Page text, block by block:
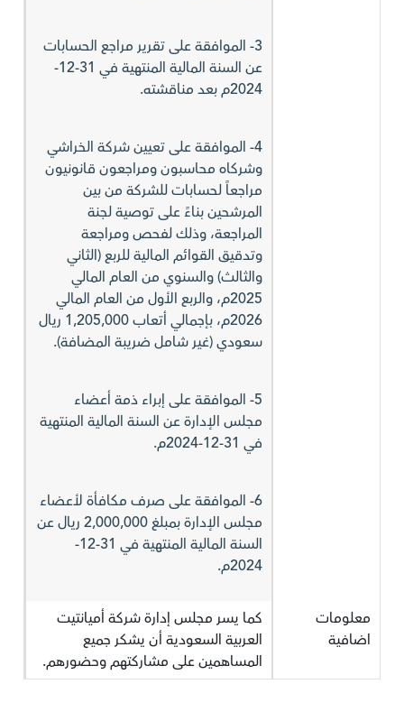
3- الموافقة على تقرير مراجع الحسابات
عن السنة المالية المنتهية في 31-12-
2024م بعد مناقشته.
4- الموافقة على تعيين شركة الخراشي
وشركاه محاسبون ومراجعون قانونيون
مراجعاً لحسابات للشركة من بين
المرشحين بناءً على توصية لجنة
المراجعة، وذلك لفحص ومراجعة
وتدقيق القوائم المالية للربع (الثاني
والثالث) والسنوي من العام المالي
2025م، والربع الأول من العام المالي
2026م، بإجمالي أتعاب 1,205,000 ريال
سعودي (غير شامل ضريبة المضافة).
5- الموافقة على إبراء ذمة أعضاء
مجلس الإدارة عن السنة المالية المنتهية
في 31-12-2024م.
6- الموافقة على صرف مكافأة لأعضاء
مجلس الإدارة بمبلغ 2,000,000 ريال عن
السنة المالية المنتهية في 31-12-
2024م.
معلومات
اضافية
كما يسر مجلس إدارة شركة أميانتيت
العربية السعودية أن يشكر جميع
المساهمين على مشاركتهم وحضورهم.